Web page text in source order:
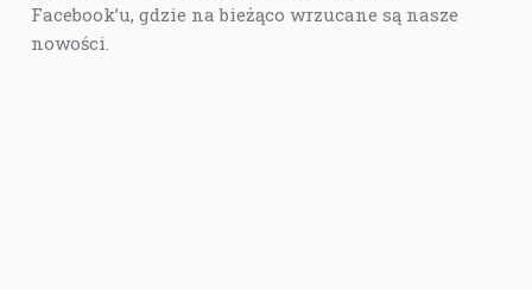
Facebook’u, gdzie na bieżąco wrzucane są nasze
nowości.